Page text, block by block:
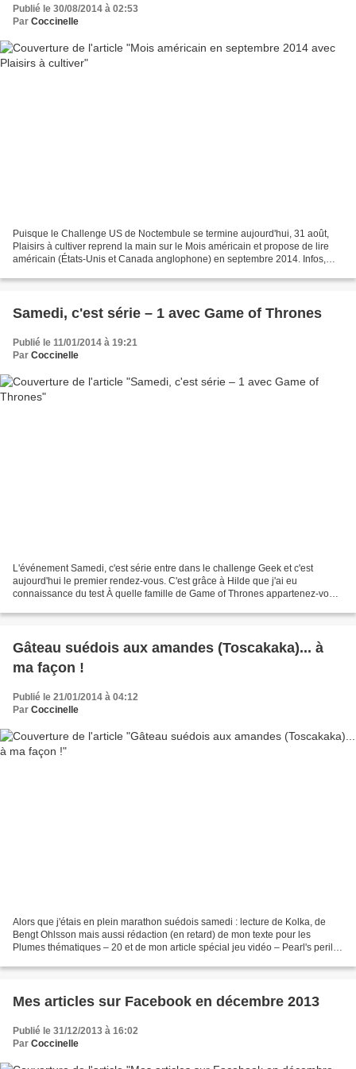
Publié le 30/08/2014 à 02:53
Par Coccinelle
Puisque le Challenge US de Noctembule se termine aujourd'hui, 31 août,
Plaisirs à cultiver reprend la main sur le Mois américain et propose de lire
américain (États-Unis et Canada anglophone) en septembre 2014. Infos,
Samedi, c'est série – 1 avec Game of Thrones
Publié le 11/01/2014 à 19:21
Par Coccinelle
L'événement Samedi, c'est série entre dans le challenge Geek et c'est
aujourd'hui le premier rendez-vous. C'est grâce à Hilde que j'ai eu
connaissance du test À quelle famille de Game of Thrones appartenez-vous
Gâteau suédois aux amandes (Toscakaka)... à
ma façon !
Publié le 21/01/2014 à 04:12
Par Coccinelle
Alors que j'étais en plein marathon suédois samedi : lecture de Kolka, de
Bengt Ohlsson mais aussi rédaction (en retard) de mon texte pour les
Plumes thématiques – 20 et de mon article spécial jeu vidéo – Pearl's peril –
Mes articles sur Facebook en décembre 2013
Publié le 31/12/2013 à 16:02
Par Coccinelle